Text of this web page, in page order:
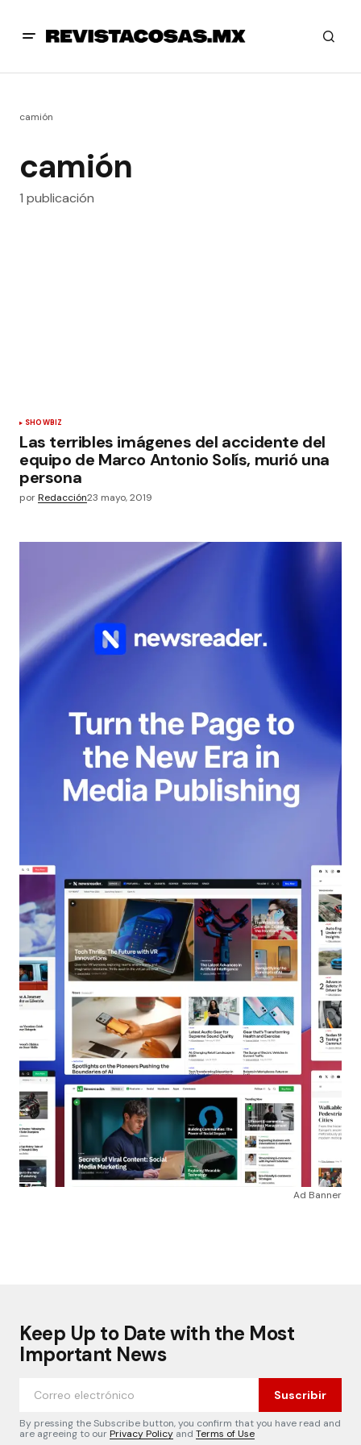
camión
camión
1 publicación
SHOWBIZ
Las terribles imágenes del accidente del
equipo de Marco Antonio Solís, murió una
persona
porRedacción23 mayo, 2019
Ad Banner
Keep Up to Date with the Most
Important News
Suscribir
By pressing the Subscribe button, you confirm that you have read and
are agreeing to ourPrivacy Policy and Terms of Use